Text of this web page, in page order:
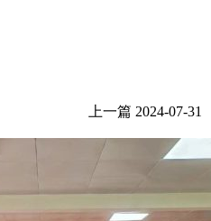
上一篇 2024-07-31